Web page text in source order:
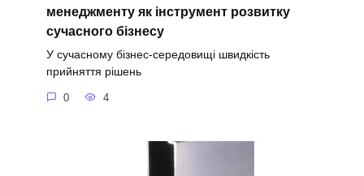
менеджменту як інструмент розвитку
сучасного бізнесу
У сучасному бізнес-середовищі швидкість
прийняття рішень
0 4